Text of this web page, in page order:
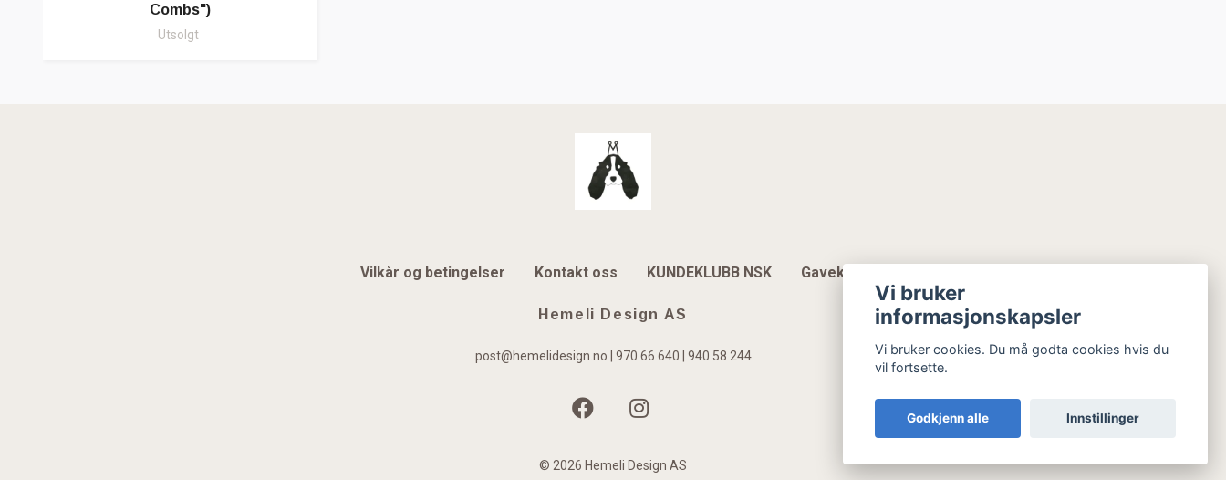
Combs")
Utsolgt
Vilkår og betingelser Kontakt oss KUNDEKLUBB NSK Gavekort
Hemeli Design AS
post@hemelidesign.no | 970 66 640 | 940 58 244
© 2026 Hemeli Design AS
Vi bruker
informasjonskapsler
Vi bruker cookies. Du må godta cookies hvis du
vil fortsette.
Godkjenn alle Innstillinger